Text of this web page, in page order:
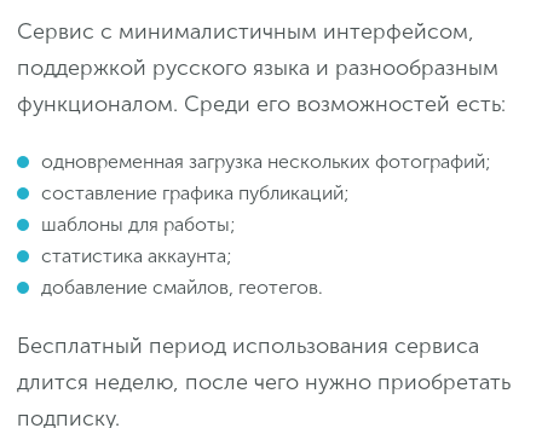
Сервис с минималистичным интерфейсом,
поддержкой русского языка и разнообразным
функционалом. Среди его возможностей есть:
одновременная загрузка нескольких фотографий;
составление графика публикаций;
шаблоны для работы;
статистика аккаунта;
добавление смайлов, геотегов.
Бесплатный период использования сервиса
длится неделю, после чего нужно приобретать
подписку.